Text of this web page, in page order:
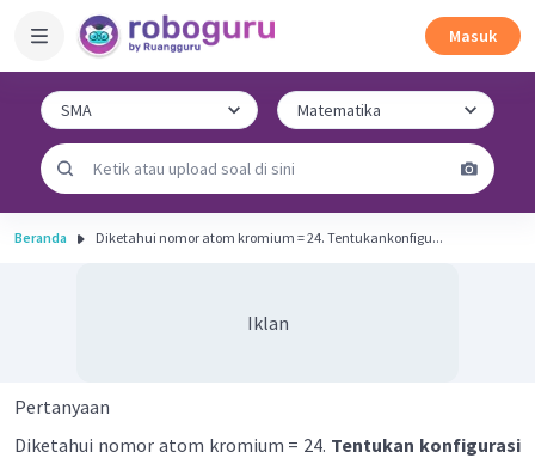
Masuk
Beranda Diketahui nomor atom kromium = 24. Tentukankonfigu...
Iklan
Pertanyaan
Diketahui nomor atom kromium = 24. Tentukan konfigurasi